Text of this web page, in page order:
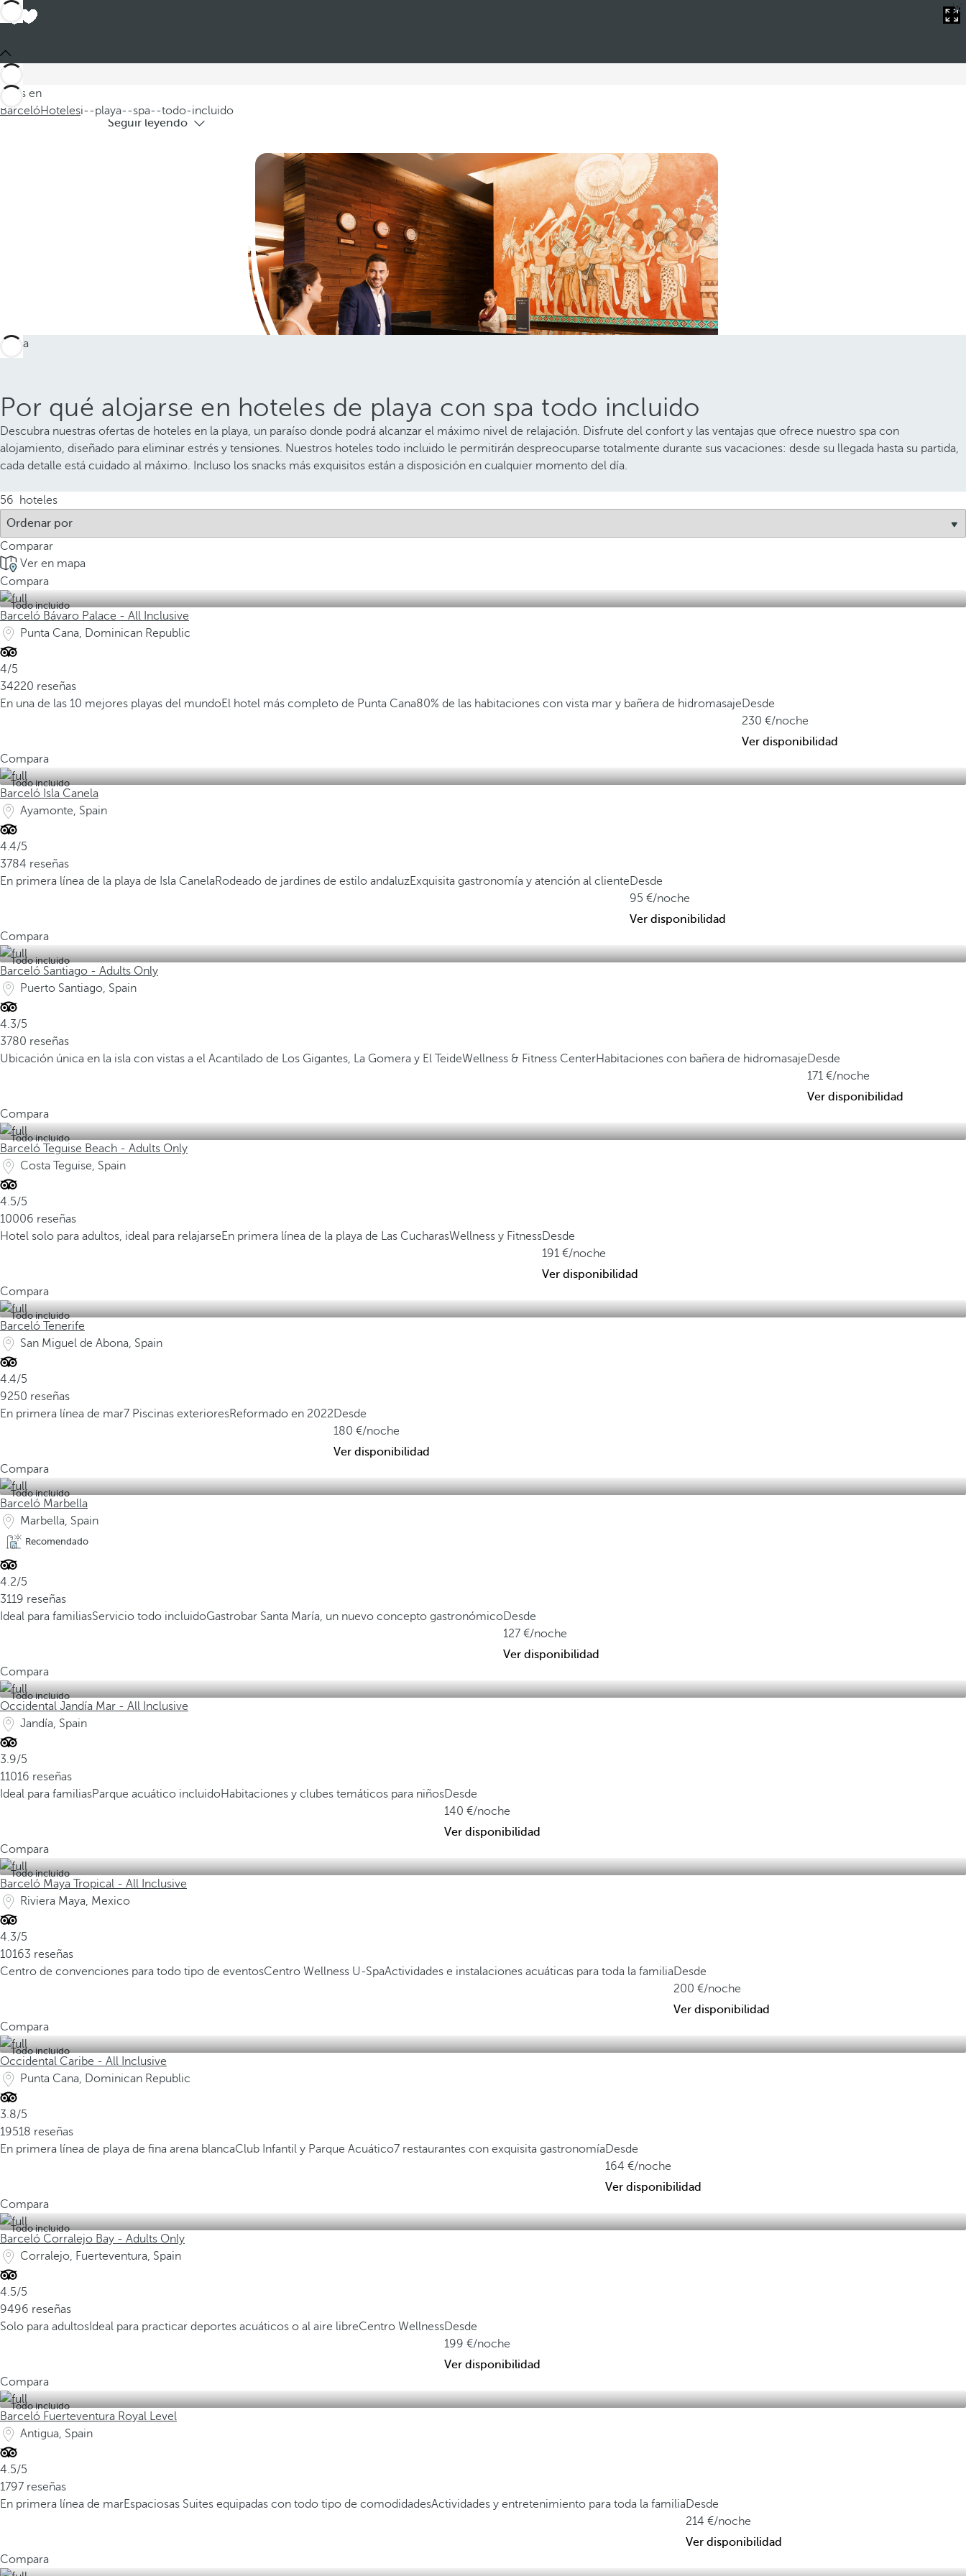
Estás en
BarcelóHotelesi--playa--spa--todo-incluido
Hoteles en la playa con spa todo incluido
Seguir leyendo
Por qué alojarse en hoteles de playa con spa todo incluido
Descubra nuestras ofertas de hoteles en la playa, un paraíso donde podrá alcanzar el máximo nivel de relajación. Disfrute del confort y las ventajas que ofrece nuestro spa con
alojamiento, diseñado para eliminar estrés y tensiones. Nuestros hoteles todo incluido le permitirán despreocuparse totalmente durante sus vacaciones: desde su llegada hasta su partida,
cada detalle está cuidado al máximo. Incluso los snacks más exquisitos están a disposición en cualquier momento del día.
56 hoteles
Comparar
Ver en mapa
Compara
Todo incluido
Barceló Bávaro Palace - All Inclusive
Punta Cana, Dominican Republic
4/5
34220 reseñas
En una de las 10 mejores playas del mundoEl hotel más completo de Punta Cana80% de las habitaciones con vista mar y bañera de hidromasajeDesde
230
/noche
Ver disponibilidad
Compara
Todo incluido
Barceló Isla Canela
Ayamonte, Spain
4.4/5
3784 reseñas
En primera línea de la playa de Isla CanelaRodeado de jardines de estilo andaluzExquisita gastronomía y atención al clienteDesde
95
/noche
Ver disponibilidad
Compara
Todo incluido
Barceló Santiago - Adults Only
Puerto Santiago, Spain
4.3/5
3780 reseñas
Ubicación única en la isla con vistas a el Acantilado de Los Gigantes, La Gomera y El TeideWellness & Fitness CenterHabitaciones con bañera de hidromasajeDesde
171
/noche
Ver disponibilidad
Compara
Todo incluido
Barceló Teguise Beach - Adults Only
Costa Teguise, Spain
4.5/5
10006 reseñas
Hotel solo para adultos, ideal para relajarseEn primera línea de la playa de Las CucharasWellness y FitnessDesde
191
/noche
Ver disponibilidad
Compara
Todo incluido
Barceló Tenerife
San Miguel de Abona, Spain
4.4/5
9250 reseñas
En primera línea de mar7 Piscinas exterioresReformado en 2022Desde
180
/noche
Ver disponibilidad
Compara
Todo incluido
Barceló Marbella
Marbella, Spain
Recomendado
4.2/5
3119 reseñas
Ideal para familiasServicio todo incluidoGastrobar Santa María, un nuevo concepto gastronómicoDesde
127
/noche
Ver disponibilidad
Compara
Todo incluido
Occidental Jandía Mar - All Inclusive
Jandía, Spain
3.9/5
11016 reseñas
Ideal para familiasParque acuático incluidoHabitaciones y clubes temáticos para niñosDesde
140
/noche
Ver disponibilidad
Compara
Todo incluido
Barceló Maya Tropical - All Inclusive
Riviera Maya, Mexico
4.3/5
10163 reseñas
Centro de convenciones para todo tipo de eventosCentro Wellness U-SpaActividades e instalaciones acuáticas para toda la familiaDesde
200
/noche
Ver disponibilidad
Compara
Todo incluido
Occidental Caribe - All Inclusive
Punta Cana, Dominican Republic
3.8/5
19518 reseñas
En primera línea de playa de fina arena blancaClub Infantil y Parque Acuático7 restaurantes con exquisita gastronomíaDesde
164
/noche
Ver disponibilidad
Compara
Todo incluido
Barceló Corralejo Bay - Adults Only
Corralejo, Fuerteventura, Spain
4.5/5
9496 reseñas
Solo para adultos Ideal para practicar deportes acuáticos o al aire libreCentro WellnessDesde
199
/noche
Ver disponibilidad
Compara
Todo incluido
Barceló Fuerteventura Royal Level
Antigua, Spain
4.5/5
1797 reseñas
En primera línea de marEspaciosas Suites equipadas con todo tipo de comodidadesActividades y entretenimiento para toda la familiaDesde
214
/noche
Ver disponibilidad
Compara